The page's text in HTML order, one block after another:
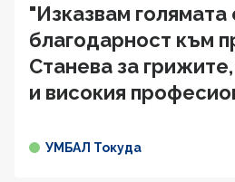
"Изказвам голямата
благодарност към
Станева за
и високия
УМБАЛ Токуда